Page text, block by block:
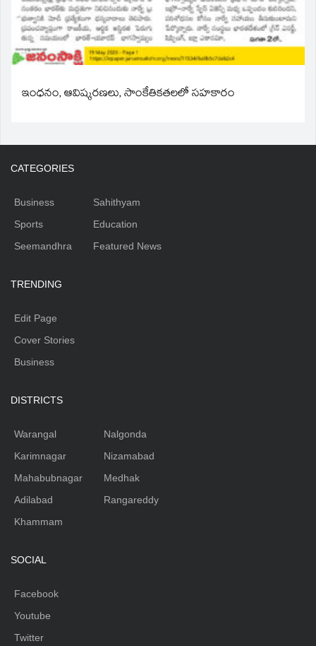
ఇంధనం, ఆవిష్కరణలు, సాంకేతికతలలో సహకారం
CATEGORIES
Business
Sports
Seemandhra
Sahithyam
Education
Featured News
TRENDING
Edit Page
Cover Stories
Business
DISTRICTS
Warangal
Karimnagar
Mahabubnagar
Adilabad
Khammam
Nalgonda
Nizamabad
Medhak
Rangareddy
SOCIAL
Facebook
Youtube
Twitter